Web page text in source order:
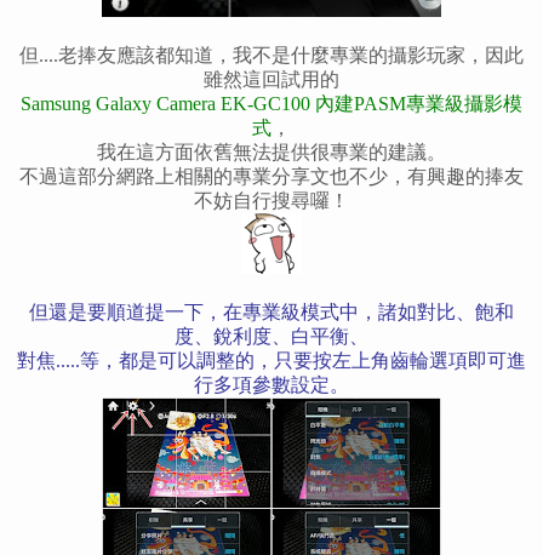
但....老捧友應該都知道，我不是什麼專業的攝影玩家， 因此
雖然這回試用的
Samsung Galaxy Camera EK-GC100 內建PASM專業級攝影模
式 ，
我在這方面依舊無法提供很專業的建議。
不過這部分網路上相關的專業分享文也不少，有興趣的捧友
不妨自行搜尋囉！
但還是要順道提一下，在專業級模式中，諸如對比、飽和
度、銳利度、白平衡、
對焦.....等，都是可以調整的，只要按左上角齒輪選項即可進
行多項參數設定。